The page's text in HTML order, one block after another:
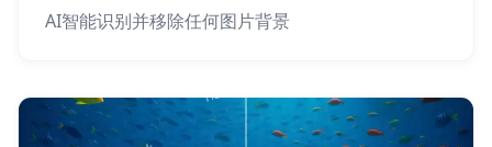
AI智能识别并移除任何图片背景